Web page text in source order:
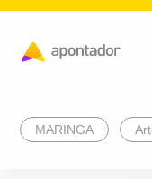
MARINGA